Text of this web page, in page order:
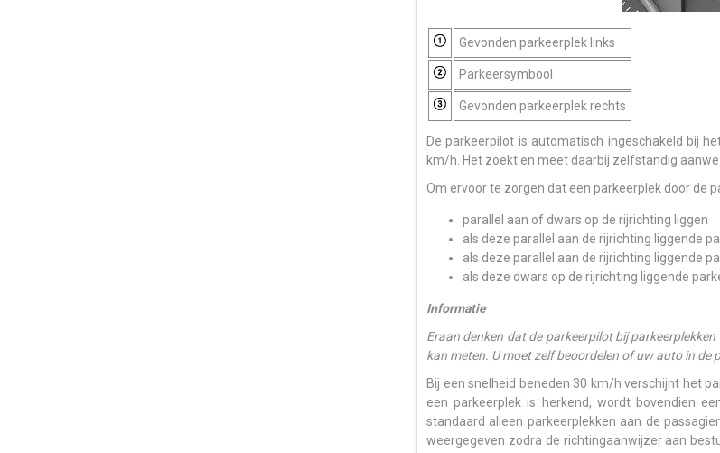
Gevonden parkeerplek links
Parkeersymbool
Gevonden parkeerplek rechts
De parkeerpilot is automatisch ingeschakeld bij
km/h. Het zoekt en meet daarbij zelfstandig
Om ervoor te zorgen dat een parkeerplek door de
parallel aan of dwars op de rijrichting liggen
als deze parallel aan de rijrichting liggende
als deze parallel aan de rijrichting liggende
als deze dwars op de rijrichting liggende
Informatie
Eraan denken dat de parkeerpilot bij
kan meten. U moet zelf beoordelen of uw auto in de
Bij een snelheid beneden 30 km/h verschijnt het
een parkeerplek is herkend, wordt bovendien
standaard alleen parkeerplekken aan de
weergegeven zodra de richtingaanwijzer aan